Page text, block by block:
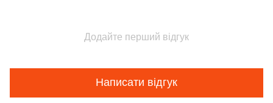
Додайте перший відгук
Написати відгук